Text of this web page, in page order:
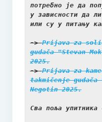
Завршни рачун за 2023.
План буџета за 2022.
Финансијски извештај за
План буџета за 2021.
Финансијски извештај за
Завршни рачун за 2019.
потребно је да
у зависности да
или су у питању
-> Prijava za
gudača "Stevan
2025.
-> Prijava za
takmičenje
Negotin 2025.
Сва поља упитника